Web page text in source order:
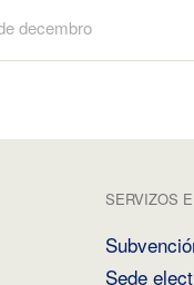
decembro
SERVIZOS
Sede